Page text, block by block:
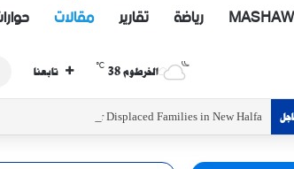
رياضة تقارير مقالات
الخرطوم 38
℃
تابعنا
Food Security for Displaced Families in New Halfa